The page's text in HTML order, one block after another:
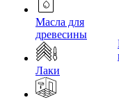
Масла для
древесины
Лаки